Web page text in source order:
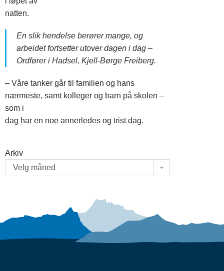
natten.
En slik hendelse berører mange, og
arbeidet fortsetter utover dagen i dag –
Ordfører i Hadsel, Kjell-Børge Freiberg.
– Våre tanker går til familien og hans
nærmeste, samt kolleger og barn på skolen –
som i
dag har en noe annerledes og trist dag.
Arkiv
Velg måned